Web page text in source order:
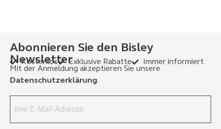
Abonnieren Sie den Bisley
Newsletter
Kostenlos Exklusive Rabatte
Immer informiert
Mit der Anmeldung akzeptieren Sie unsere
Datenschutzerklärung.